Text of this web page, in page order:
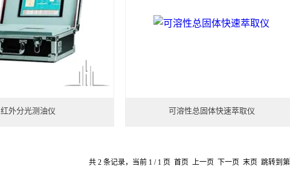
红外分光测油仪 可溶性总固体快速萃取仪
共 2 条记录，当前 1 / 1 页 首页 上一页 下一页 末页 跳转到第